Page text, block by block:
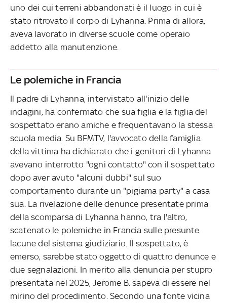
uno dei cui terreni abbandonati è il luogo in cui è
stato ritrovato il corpo di Lyhanna. Prima di allora,
aveva lavorato in diverse scuole come operaio
addetto alla manutenzione.
Le polemiche in Francia
Il padre di Lyhanna, intervistato all'inizio delle
indagini, ha confermato che sua figlia e la figlia del
sospettato erano amiche e frequentavano la stessa
scuola media. Su BFMTV, l'avvocato della famiglia
della vittima ha dichiarato che i genitori di Lyhanna
avevano interrotto "ogni contatto" con il sospettato
dopo aver avuto "alcuni dubbi" sul suo
comportamento durante un "pigiama party" a casa
sua. La rivelazione delle denunce presentate prima
della scomparsa di Lyhanna hanno, tra l'altro,
scatenato le polemiche in Francia sulle presunte
lacune del sistema giudiziario. Il sospettato, è
emerso, sarebbe stato oggetto di quattro denunce e
due segnalazioni. In merito alla denuncia per stupro
presentata nel 2025, Jerome B. sapeva di essere nel
mirino del procedimento. Secondo una fonte vicina